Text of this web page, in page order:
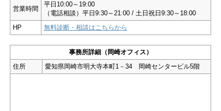
営業時間
平日10:00～19:00
（電話相談）平日9:30～21:00 / 土日祝日9:30～18:00
HP
無料診断・相談はこちらから
事務所詳細（岡崎オフィス）
住所
愛知県岡崎市明大寺本町1－34 岡崎センタービル5階